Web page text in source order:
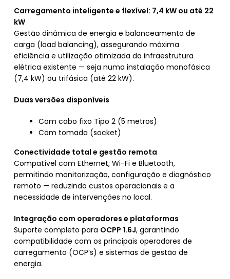
Carregamento inteligente e flexível: 7,4 kW ou até 22
kW
Gestão dinâmica de energia e balanceamento de
carga (load balancing), assegurando máxima
eficiência e utilização otimizada da infraestrutura
elétrica existente — seja numa instalação monofásica
(7,4 kW) ou trifásica (até 22 kW).
Duas versões disponíveis
Com cabo fixo Tipo 2 (5 metros)
Com tomada (socket)
Conectividade total e gestão remota
Compatível com Ethernet, Wi-Fi e Bluetooth,
permitindo monitorização, configuração e diagnóstico
remoto — reduzindo custos operacionais e a
necessidade de intervenções no local.
Integração com operadores e plataformas
Suporte completo para OCPP 1.6J, garantindo
compatibilidade com os principais operadores de
carregamento (OCP’s) e sistemas de gestão de
energia.